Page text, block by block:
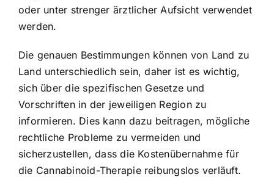
oder unter strenger ärztlicher Aufsicht verwendet
werden.
Die genauen Bestimmungen können von Land zu
Land unterschiedlich sein, daher ist es wichtig,
sich über die spezifischen Gesetze und
Vorschriften in der jeweiligen Region zu
informieren. Dies kann dazu beitragen, mögliche
rechtliche Probleme zu vermeiden und
sicherzustellen, dass die Kostenübernahme für
die Cannabinoid-Therapie reibungslos verläuft.